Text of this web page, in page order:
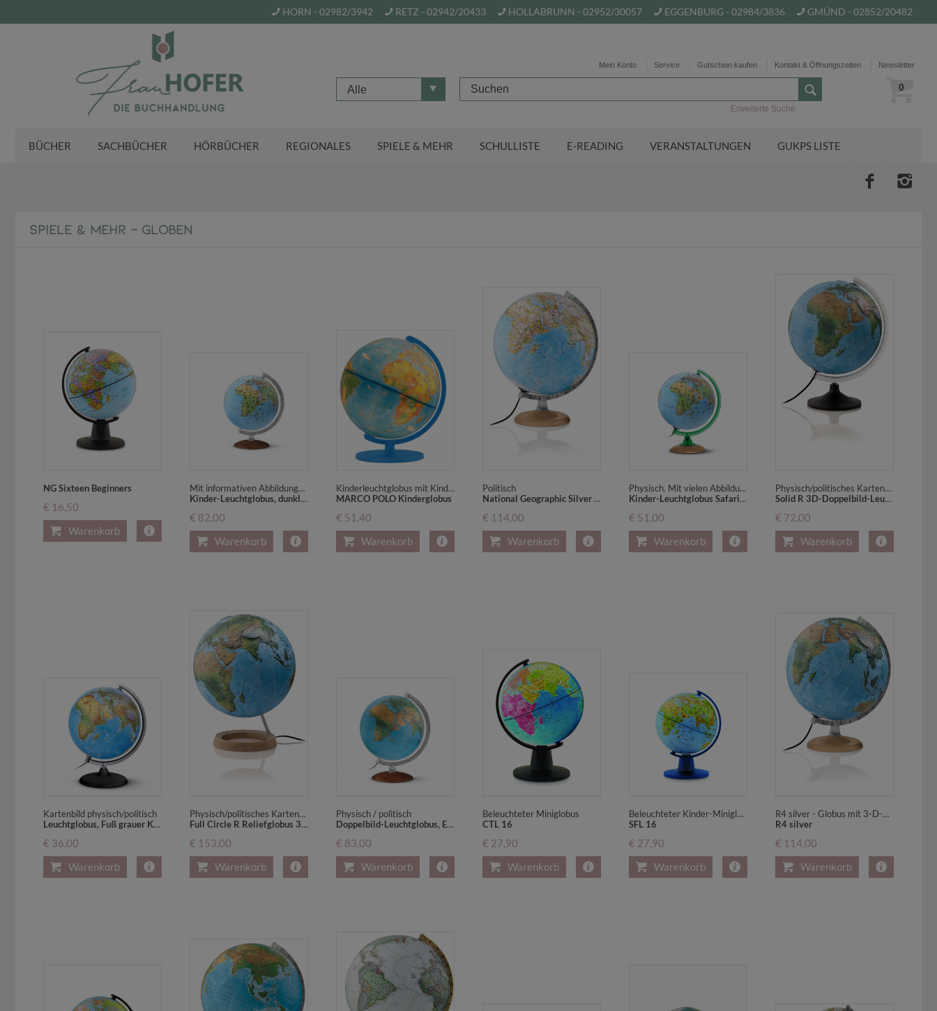
HORN - 02982/3942 RETZ - 02942/20433 HOLLABRUNN - 02952/30057 EGGENBURG - 02984/3836 GMÜND - 02852/20482
Mein Konto Service Gutschein kaufen Kontakt & Öffnungszeiten Newsletter
Alle 0
Erweiterte Suche
BÜCHER SACHBÜCHER HÖRBÜCHER REGIONALES SPIELE & MEHR SCHULLISTE E-READING VERANSTALTUNGEN GUKPS LISTE
SPIELE & MEHR - GLOBEN
NG Sixteen Beginners
€ 16,50
Warenkorb
Mit informativen Abbildungen und Begleitbüchlein
Kinder-Leuchtglobus, dunkler Holzfuß u. Metallmeridian (KI3010)
€ 82,00
Warenkorb
Kinderleuchtglobus mit Kinderweltatlas "Meine Reise um die Welt"
MARCO POLO Kinderglobus
€ 51,40
Warenkorb
Politisch
National Geographic Silver Classic Leuchtglobus, Buchenholzfuß, silberfarbener Metallmeridian
€ 114,00
Warenkorb
Physisch. Mit vielen Abbildungen. Inklusive Begleitbuch
Kinder-Leuchtglobus Safari Plus, heller Holzfuß u. grüner Halbmeridian (KS 2525)
€ 51,00
Warenkorb
Physisch/politisches Kartenbild und fühlbares 3D-Oberflächenrelief
Solid R 3D-Doppelbild-Leuchtglobus, schwarzer Kunststoff-Fuß durch Metallplatte verstärkt u. transparenter Kunststoffmeridian
€ 72,00
Warenkorb
Kartenbild physisch/politisch
Leuchtglobus, Fuß grauer Kunststoff (DPA 25-62)
€ 36,00
Warenkorb
Physisch/politisches Kartenbild mit fühlbarem 3D-Oberflächenrelief
Full Circle R Reliefglobus 3D-Doppelbild-Leuchtglobus, Ringfuß aus Ahornholz u. Aluminiumschrägstütze
€ 153,00
Warenkorb
Physisch / politisch
Doppelbild-Leuchtglobus, Echtholzfuß u. silberfarbener Metallmeridian (DP 30-10)
€ 83,00
Warenkorb
Beleuchteter Miniglobus
CTL 16
€ 27,90
Warenkorb
Beleuchteter Kinder-Miniglobus mit Tierabbildungen
SFL 16
€ 27,90
Warenkorb
R4 silver - Globus mit 3-D-Oberfläche
R4 silver
€ 114,00
Warenkorb